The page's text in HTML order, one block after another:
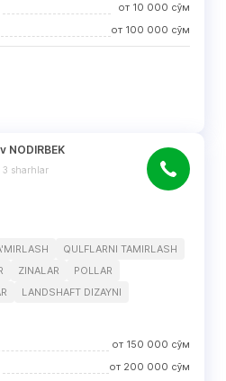
от 10 000 сўм
от 100 000 сўм
NODIRBEK
3 sharhlar
QULFLARNI TAMIRLASH
ZINALAR
POLLAR
LANDSHAFT DIZAYNI
от 150 000 сўм
от 200 000 сўм